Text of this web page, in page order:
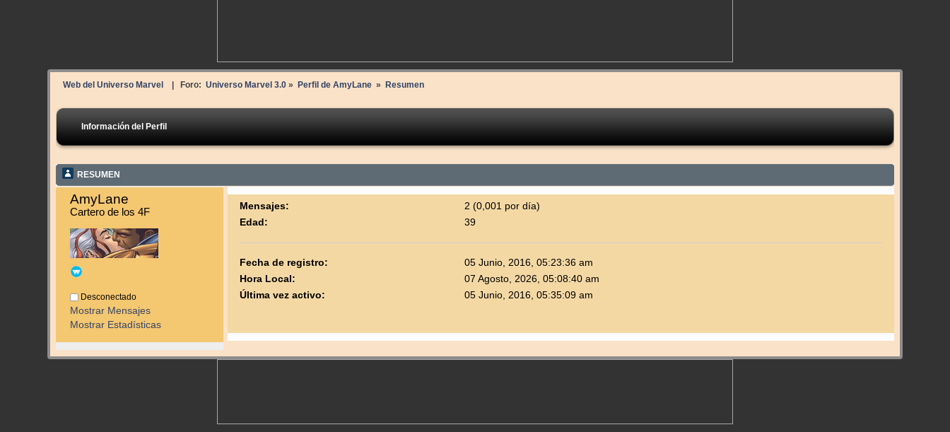
Web del Universo Marvel | Foro: Universo Marvel 3.0» Perfil de AmyLane » Resumen
Información del Perfil
RESUMEN
AmyLane
Cartero de los 4F
Desconectado
Mostrar Mensajes
Mostrar Estadísticas
Mensajes:
2 (0,001 por día)
Edad:
39
Fecha de registro:
05 Junio, 2016, 05:23:36 am
Hora Local:
07 Agosto, 2026, 05:08:40 am
Última vez activo:
05 Junio, 2016, 05:35:09 am